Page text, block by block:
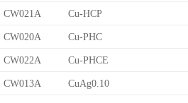
CW021A Cu-HCP
CW020A Cu-PHC
CW022A Cu-PHCE
CW013A CuAg0.10